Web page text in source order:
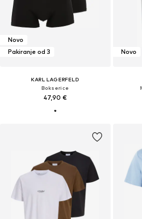
Novo
Pakiranje od 3
KARL LAGERFELD
Bokserice
47,90 €
Novo